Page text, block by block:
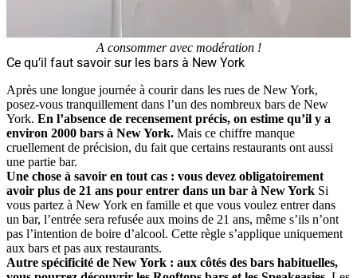
A consommer avec modération !
Ce qu’il faut savoir sur les bars à New York
Après une longue journée à courir dans les rues de New York,
posez-vous tranquillement dans l’un des nombreux bars de New
York. En l’absence de recensement précis, on estime qu’il y a
environ 2000 bars à New York. Mais ce chiffre manque
cruellement de précision, du fait que certains restaurants ont aussi
une partie bar.
Une chose à savoir en tout cas : vous devez obligatoirement
avoir plus de 21 ans pour entrer dans un bar à New York Si
vous partez à New York en famille et que vous voulez entrer dans
un bar, l’entrée sera refusée aux moins de 21 ans, même s’ils n’ont
pas l’intention de boire d’alcool. Cette règle s’applique uniquement
aux bars et pas aux restaurants.
Autre spécificité de New York : aux côtés des bars habituelles,